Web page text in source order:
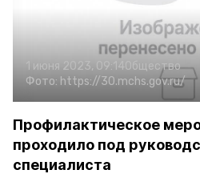
1 июня 2023, 09:14Общество
Фото: https://30.mchs.gov.ru/
Профилактическое
проходило под
специалиста